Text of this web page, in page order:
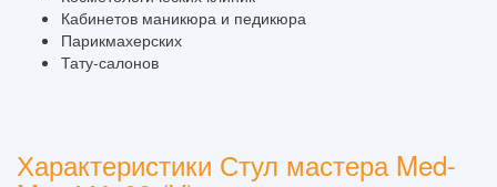
Кабинетов маникюра и педикюра
Парикмахерских
Тату-салонов
Характеристики Стул мастера Med-